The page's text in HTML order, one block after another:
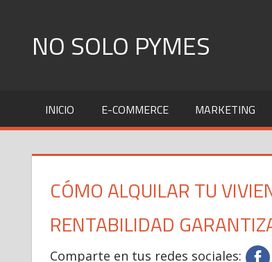
contentNO SOLO PYMES
que
una
saber
INICIO E-COMMERCE MARKETING
CÓMO ALQUILAR TU
RENTABILIDAD
Comparte en tus redes sociales: